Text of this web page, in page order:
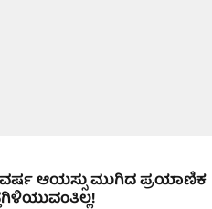
ವರ್ಷ ಆಯಸ್ಸು ಮುಗಿದ ಪ್ರಯಾಣಿಕ